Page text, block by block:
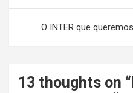
O INTER que
13 thoughts on “